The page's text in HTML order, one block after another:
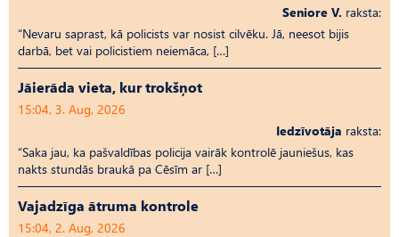
Seniore V. raksta:
“Nevaru saprast, kā policists var nosist cilvēku. Jā, neesot bijis
darbā, bet vai policistiem neiemāca, […]
Jāierāda vieta, kur trokšņot
15:04, 3. Aug, 2026
Iedzīvotāja raksta:
“Saka jau, ka pašvaldības policija vairāk kontrolē jauniešus, kas
nakts stundās braukā pa Cēsīm ar […]
Vajadzīga ātruma kontrole
15:04, 2. Aug, 2026